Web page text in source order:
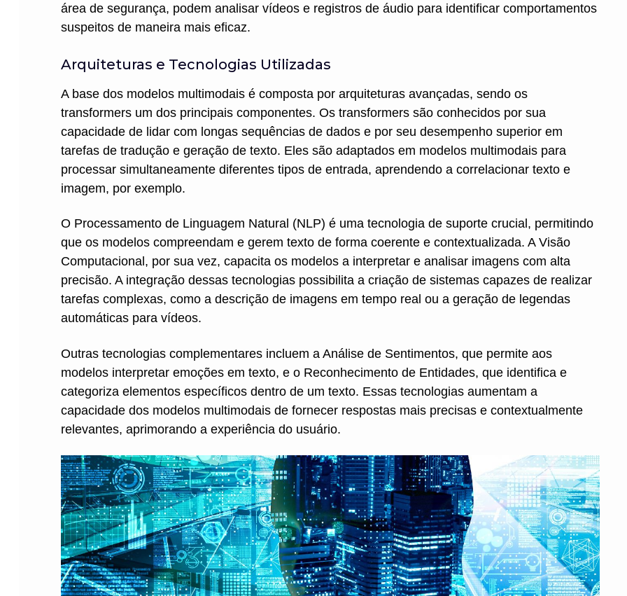
área de segurança, podem analisar vídeos e registros de áudio para identificar comportamentos
suspeitos de maneira mais eficaz.
Arquiteturas e Tecnologias Utilizadas
A base dos modelos multimodais é composta por arquiteturas avançadas, sendo os
transformers um dos principais componentes. Os transformers são conhecidos por sua
capacidade de lidar com longas sequências de dados e por seu desempenho superior em
tarefas de tradução e geração de texto. Eles são adaptados em modelos multimodais para
processar simultaneamente diferentes tipos de entrada, aprendendo a correlacionar texto e
imagem, por exemplo.
O Processamento de Linguagem Natural (NLP) é uma tecnologia de suporte crucial, permitindo
que os modelos compreendam e gerem texto de forma coerente e contextualizada. A Visão
Computacional, por sua vez, capacita os modelos a interpretar e analisar imagens com alta
precisão. A integração dessas tecnologias possibilita a criação de sistemas capazes de realizar
tarefas complexas, como a descrição de imagens em tempo real ou a geração de legendas
automáticas para vídeos.
Outras tecnologias complementares incluem a Análise de Sentimentos, que permite aos
modelos interpretar emoções em texto, e o Reconhecimento de Entidades, que identifica e
categoriza elementos específicos dentro de um texto. Essas tecnologias aumentam a
capacidade dos modelos multimodais de fornecer respostas mais precisas e contextualmente
relevantes, aprimorando a experiência do usuário.